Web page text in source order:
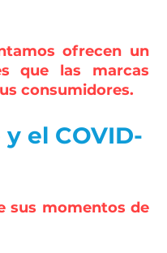
ofrecen un
que las marcas
consumidores.
el COVID-
sus momentos de